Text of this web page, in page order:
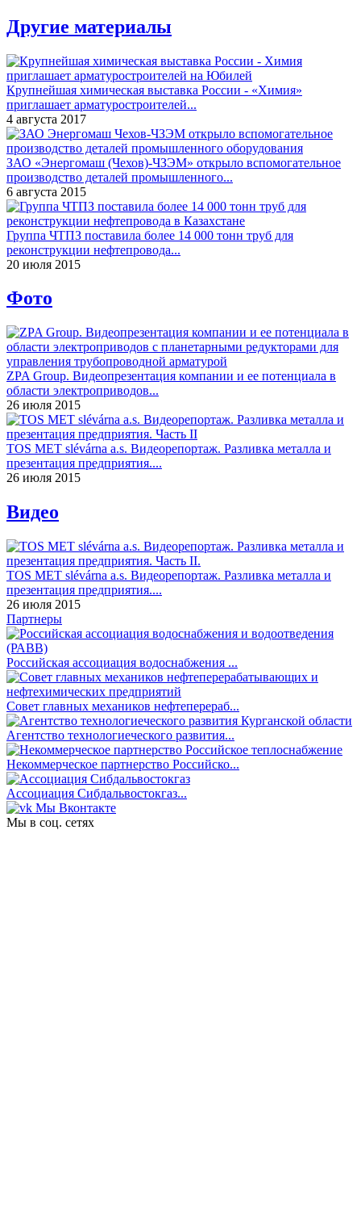
Другие материалы
Крупнейшая химическая выставка России - «Химия»
приглашает арматуростроителей...
4 августа 2017
ЗАО «Энергомаш (Чехов)-ЧЗЭМ» открыло вспомогательное
производство деталей промышленного...
6 августа 2015
Группа ЧТПЗ поставила более 14 000 тонн труб для
реконструкции нефтепровода...
20 июля 2015
Фото
ZPA Group. Видеопрезентация компании и ее потенциала в
области электроприводов...
26 июля 2015
TOS MET slévárna a.s. Видеорепортаж. Разливка металла и
презентация предприятия....
26 июля 2015
Видео
TOS MET slévárna a.s. Видеорепортаж. Разливка металла и
презентация предприятия....
26 июля 2015
Партнеры
Российская ассоциация водоснабжения ...
Совет главных механиков нефтеперераб...
Агентство технологиеческого развития...
Некоммерческое партнерство Российско...
Ассоциация Сибдальвостокгаз...
Мы Вконтакте
Мы в соц. сетях